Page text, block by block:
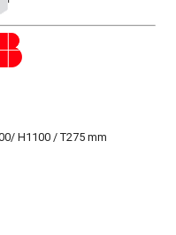
H1100 / T275 mm